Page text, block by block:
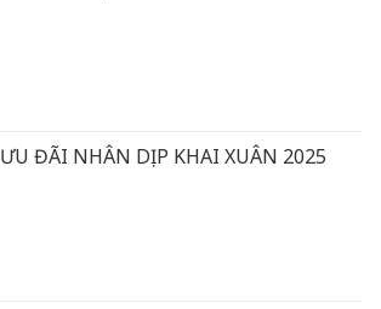
ƯU ĐÃI NHÂN DỊP KHAI XUÂN 2025